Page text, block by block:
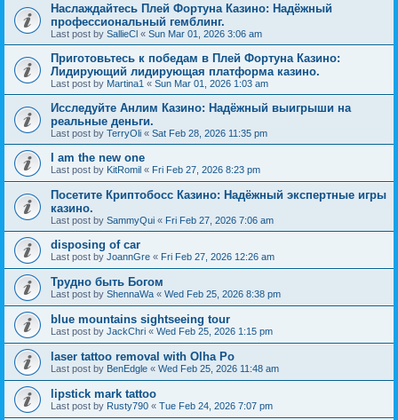
Наслаждайтесь Плей Фортуна Казино: Надёжный
профессиональный гемблинг.
Last post by SallieCl « Sun Mar 01, 2026 3:06 am
Приготовьтесь к победам в Плей Фортуна Казино:
Лидирующий лидирующая платформа казино.
Last post by Martina1 « Sun Mar 01, 2026 1:03 am
Исследуйте Анлим Казино: Надёжный выигрыши на
реальные деньги.
Last post by TerryOli « Sat Feb 28, 2026 11:35 pm
I am the new one
Last post by KitRomil « Fri Feb 27, 2026 8:23 pm
Посетите Криптобосс Казино: Надёжный экспертные игры
казино.
Last post by SammyQui « Fri Feb 27, 2026 7:06 am
disposing of car
Last post by JoannGre « Fri Feb 27, 2026 12:26 am
Трудно быть Богом
Last post by ShennaWa « Wed Feb 25, 2026 8:38 pm
blue mountains sightseeing tour
Last post by JackChri « Wed Feb 25, 2026 1:15 pm
laser tattoo removal with Olha Po
Last post by BenEdgle « Wed Feb 25, 2026 11:48 am
lipstick mark tattoo
Last post by Rusty790 « Tue Feb 24, 2026 7:07 pm